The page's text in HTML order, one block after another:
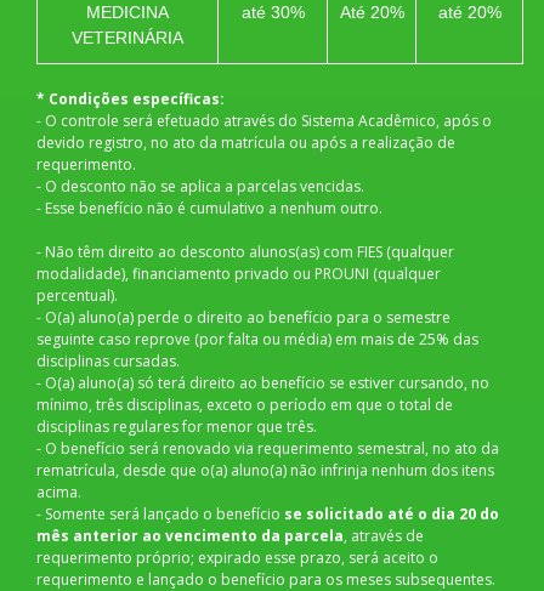
MEDICINA
VETERINÁRIA
até 30% Até 20% até 20%
* Condições específicas:
- O controle será efetuado através do Sistema Acadêmico, após o
devido registro, no ato da matrícula ou após a realização de
requerimento.
- O desconto não se aplica a parcelas vencidas.
- Esse benefício não é cumulativo a nenhum outro.
- Não têm direito ao desconto alunos(as) com FIES (qualquer
modalidade), financiamento privado ou PROUNI (qualquer
percentual).
- O(a) aluno(a) perde o direito ao benefício para o semestre
seguinte caso reprove (por falta ou média) em mais de 25% das
disciplinas cursadas.
- O(a) aluno(a) só terá direito ao benefício se estiver cursando, no
mínimo, três disciplinas, exceto o período em que o total de
disciplinas regulares for menor que três.
- O benefício será renovado via requerimento semestral, no ato da
rematrícula, desde que o(a) aluno(a) não infrinja nenhum dos itens
acima.
- Somente será lançado o benefício se solicitado até o dia 20 do
mês anterior ao vencimento da parcela, através de
requerimento próprio; expirado esse prazo, será aceito o
requerimento e lançado o benefício para os meses subsequentes.